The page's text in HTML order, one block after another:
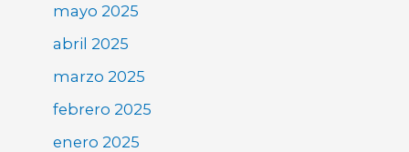
mayo 2025
abril 2025
marzo 2025
febrero 2025
enero 2025